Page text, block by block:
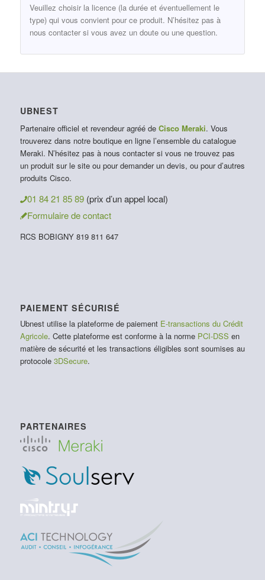
Veuillez choisir la licence (la durée et éventuellement le
type) qui vous convient pour ce produit. N’hésitez pas à
nous contacter si vous avez un doute ou une question.
UBNEST
Partenaire officiel et revendeur agréé de Cisco Meraki. Vous
trouverez dans notre boutique en ligne l’ensemble du catalogue
Meraki. N’hésitez pas à nous contacter si vous ne trouvez pas
un produit sur le site ou pour demander un devis, ou pour d’autres
produits Cisco.
01 84 21 85 89 (prix d’un appel local)
Formulaire de contact
RCS BOBIGNY 819 811 647
PAIEMENT SÉCURISÉ
Ubnest utilise la plateforme de paiement E-transactions du Crédit
Agricole. Cette plateforme est conforme à la norme PCI-DSS en
matière de sécurité et les transactions éligibles sont soumises au
protocole 3DSecure.
PARTENAIRES